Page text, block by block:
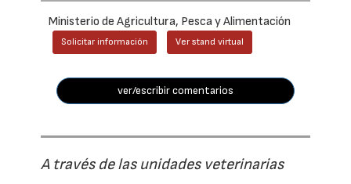
Ministerio de Agricultura, Pesca y Alimentación
Solicitar información Ver stand virtual
ver/escribir comentarios
A través de las unidades veterinarias